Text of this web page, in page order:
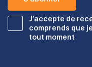
J’accepte de
comprends que
tout moment